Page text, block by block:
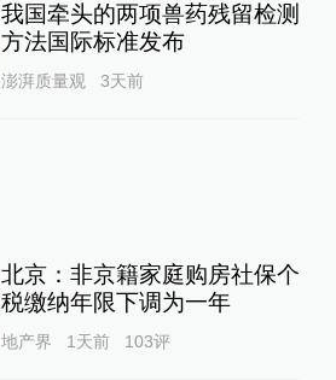
我国牵头的两项兽药残留检测
方法国际标准发布
澎湃质量观 3天前
北京：非京籍家庭购房社保个
税缴纳年限下调为一年
地产界 1天前 103评